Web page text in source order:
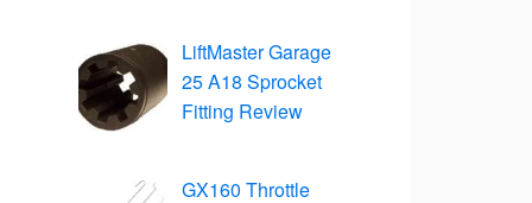
LiftMaster Garage
25 A18 Sprocket
Fitting Review
GX160 Throttle